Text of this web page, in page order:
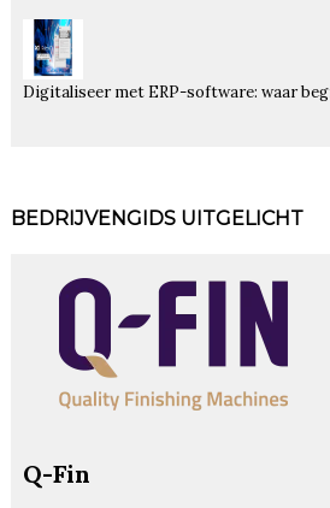
Digitaliseer met ERP-software: waar
BEDRIJVENGIDS UITGELICHT
Q-Fin